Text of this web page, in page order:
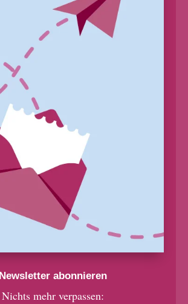
Newsletter abonnieren
Nichts mehr verpassen: